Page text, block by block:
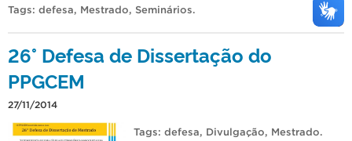
Tags: defesa, Mestrado, Seminários.
26° Defesa de Dissertação do
PPGCEM
27/11/2014
Tags: defesa, Divulgação, Mestrado.